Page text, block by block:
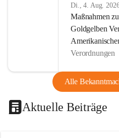
Di., 4. Aug.
Maßnahmen
Goldgelben
Verordnungen
Alle
Aktuelle Beiträge